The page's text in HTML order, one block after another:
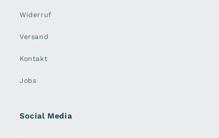
Widerruf
Versand
Kontakt
Jobs
Social Media